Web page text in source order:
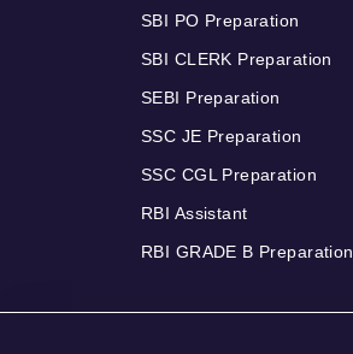
SBI PO Preparation
SBI CLERK Preparation
SEBI Preparation
SSC JE Preparation
SSC CGL Preparation
RBI Assistant
RBI GRADE B Preparation